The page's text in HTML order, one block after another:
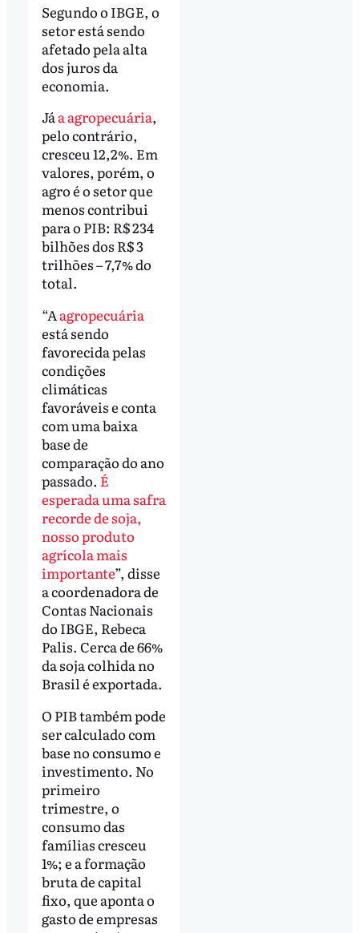
Segundo o IBGE, o
setor está sendo
afetado pela alta
dos juros da
economia.
Jáa agropecuária,
pelo contrário,
cresceu 12,2%. Em
valores, porém, o
agro é o setor que
menos contribui
para o PIB: R$ 234
bilhões dos R$ 3
trilhões – 7,7% do
total.
“Aagropecuária
está sendo
favorecida pelas
condições
climáticas
favoráveis e conta
com uma baixa
base de
comparação do ano
passado. É
esperada uma safra
recorde de soja,
nosso produto
agrícola mais
importante”, disse
a coordenadora de
Contas Nacionais
do IBGE, Rebeca
Palis. Cerca de 66%
da soja colhida no
Brasil é exportada.
O PIB também pode
ser calculado com
base no consumo e
investimento. No
primeiro
trimestre, o
consumo das
famílias cresceu
1%; e a formação
bruta de capital
fixo, que aponta o
gasto de empresas